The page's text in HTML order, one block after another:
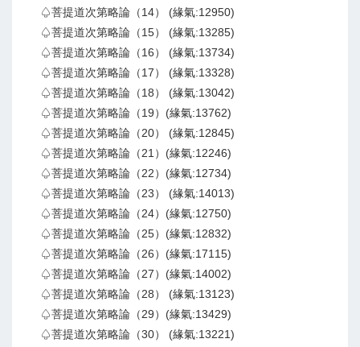
♤菩提道次第略論（14） (緣氣:12950)
♤菩提道次第略論（15） (緣氣:13285)
♤菩提道次第略論（16） (緣氣:13734)
♤菩提道次第略論（17） (緣氣:13328)
♤菩提道次第略論（18） (緣氣:13042)
♤菩提道次第略論（19）(緣氣:13762)
♤菩提道次第略論（20） (緣氣:12845)
♤菩提道次第略論（21）(緣氣:12246)
♤菩提道次第略論（22）(緣氣:12734)
♤菩提道次第略論（23） (緣氣:14013)
♤菩提道次第略論（24）(緣氣:12750)
♤菩提道次第略論（25）(緣氣:12832)
♤菩提道次第略論（26）(緣氣:17115)
♤菩提道次第略論（27）(緣氣:14002)
♤菩提道次第略論（28） (緣氣:13123)
♤菩提道次第略論（29）(緣氣:13429)
♤菩提道次第略論（30） (緣氣:13221)